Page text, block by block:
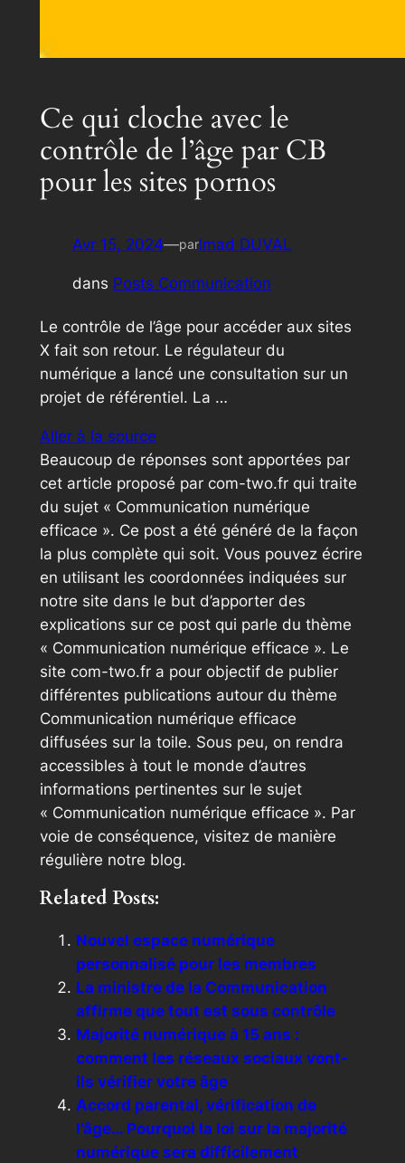
Ce qui cloche avec le
contrôle de l’âge par CB
pour les sites pornos
Avr 15, 2024—parImad DUVAL
dans Posts Communication
Le contrôle de l’âge pour accéder aux sites
X fait son retour. Le régulateur du
numérique a lancé une consultation sur un
projet de référentiel. La …
Aller à la source
Beaucoup de réponses sont apportées par
cet article proposé par com-two.fr qui traite
du sujet « Communication numérique
efficace ». Ce post a été généré de la façon
la plus complète qui soit. Vous pouvez écrire
en utilisant les coordonnées indiquées sur
notre site dans le but d’apporter des
explications sur ce post qui parle du thème
« Communication numérique efficace ». Le
site com-two.fr a pour objectif de publier
différentes publications autour du thème
Communication numérique efficace
diffusées sur la toile. Sous peu, on rendra
accessibles à tout le monde d’autres
informations pertinentes sur le sujet
« Communication numérique efficace ». Par
voie de conséquence, visitez de manière
régulière notre blog.
Related Posts:
Nouvel espace numérique
personnalisé pour les membres
La ministre de la Communication
affirme que tout est sous contrôle
Majorité numérique à 15 ans :
comment les réseaux sociaux vont-
ils vérifier votre âge
Accord parental, vérification de
l’âge… Pourquoi la loi sur la majorité
numérique sera difficilement